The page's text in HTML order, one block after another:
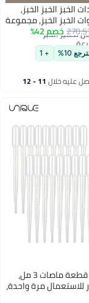
الخبز الخبز الخبز,
الخبز الخبز, مجموعة
سلة الخبز الخبز
الخبز الخبز الخبز
الخبز الخبز الخبز
الخبز الخبز الخبز
الخبز الخبز الخبز
خصم 42%
10%
+ 1
عليه خلال 11 - 12
اغسطس
Unique 100 قطعة ماصات 3 مل،
مرة واحدة،
قطارات سائلة